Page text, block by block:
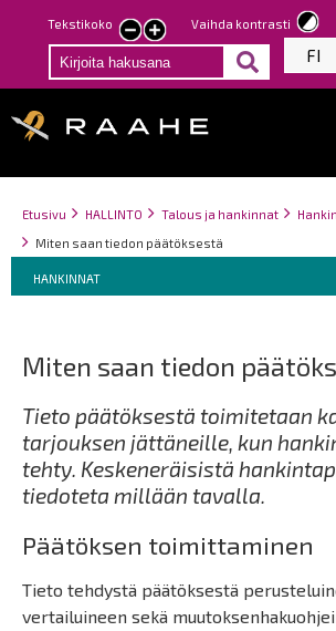
Hyppää
pääsisältöön
Tekstikoko
Pienennä
tekstin
kokoa
Suurenna
tekstin
kokoa
Vaihda kontrasti
FI
Breadcrumbs
You
are
Etusivu HALLINTO Talous ja hankinnat
Miten saan tiedon päätöksestä
Breadcrumbs
You
are
HANKINNAT
Miten saan tiedon
Tieto päätöksestä toimitetaan
tarjouksen jättäneille, kun
tehty. Keskeneräisistä
tiedoteta millään tavalla.
Päätöksen toimittaminen
Tieto tehdystä päätöksestä
vertailuineen sekä